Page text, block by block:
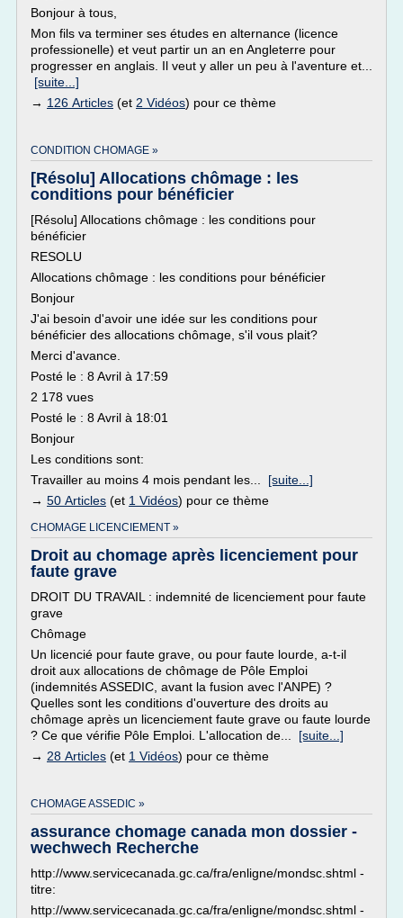
Bonjour à tous,
Mon fils va terminer ses études en alternance (licence
professionelle) et veut partir un an en Angleterre pour
progresser en anglais. Il veut y aller un peu à l'aventure et...
[suite...]
→ 126 Articles (et 2 Vidéos) pour ce thème
CONDITION CHOMAGE »
[Résolu] Allocations chômage : les
conditions pour bénéficier
[Résolu] Allocations chômage : les conditions pour
bénéficier
RESOLU
Allocations chômage : les conditions pour bénéficier
Bonjour
J'ai besoin d'avoir une idée sur les conditions pour
bénéficier des allocations chômage, s'il vous plait?
Merci d'avance.
Posté le : 8 Avril à 17:59
2 178 vues
Posté le : 8 Avril à 18:01
Bonjour
Les conditions sont:
Travailler au moins 4 mois pendant les... [suite...]
→ 50 Articles (et 1 Vidéos) pour ce thème
CHOMAGE LICENCIEMENT »
Droit au chomage après licenciement pour
faute grave
DROIT DU TRAVAIL : indemnité de licenciement pour faute
grave
Chômage
Un licencié pour faute grave, ou pour faute lourde, a-t-il
droit aux allocations de chômage de Pôle Emploi
(indemnités ASSEDIC, avant la fusion avec l'ANPE) ?
Quelles sont les conditions d'ouverture des droits au
chômage après un licenciement faute grave ou faute lourde
? Ce que vérifie Pôle Emploi. L'allocation de... [suite...]
→ 28 Articles (et 1 Vidéos) pour ce thème
CHOMAGE ASSEDIC »
assurance chomage canada mon dossier -
wechwech Recherche
http://www.servicecanada.gc.ca/fra/enligne/mondsc.shtml -
titre:
http://www.servicecanada.gc.ca/fra/enligne/mondsc.shtml -